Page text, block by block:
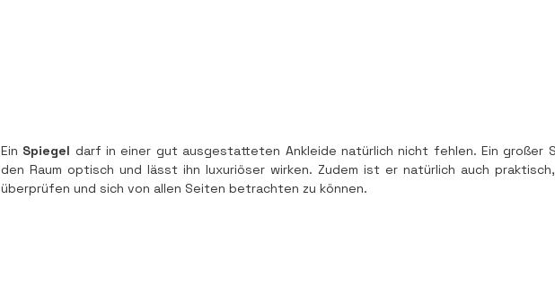
Ein Spiegel darf in einer gut ausgestatteten Ankleide natürlich nicht fehlen. Ein großer
den Raum optisch und lässt ihn luxuriöser wirken. Zudem ist er natürlich auch
überprüfen und sich von allen Seiten betrachten zu können.